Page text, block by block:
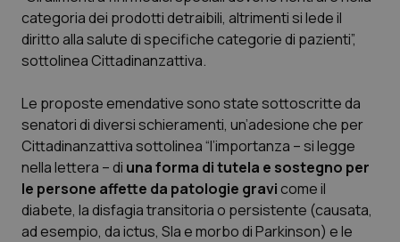
Basilicata
Campania
Emilia-Romagna
Friuli Venezia Giulia
Artrite & artrosi
Car-T
Colesterolo & coronaropatie
Dermatite Atopica
QS Club Newsletter
categoria dei prodotti detraibili, altrimenti si lede il
diritto alla salute di specifiche categorie di pazienti”,
sottolinea Cittadinanzattiva.
Le proposte emendative sono state sottoscritte da
senatori di diversi schieramenti, un’adesione che per
Cittadinanzattiva sottolinea “l’importanza – si legge
nella lettera – di una forma di tutela e sostegno per
le persone affette da patologie gravicome il
diabete, la disfagia transitoria o persistente (causata,
ad esempio, da ictus, Sla e morbo di Parkinson) e le